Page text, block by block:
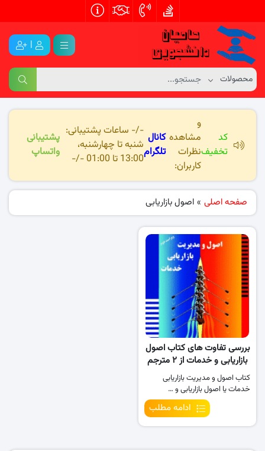
|
کد
تخفیف
و
مشاهده
نظرات
کاربران:
کانال
تلگرام
-/- ساعات پشتیبانی:
شنبه تا چهارشنبه،
13:00 تا 01:00 -/-
پشتیبانی
واتساپ
صفحه اصلی » اصول بازاریابی
بررسی تفاوت های کتاب اصول
بازاریابی و خدمات از ۲ مترجم
کتاب اصول و مدیریت بازاریابی
خدمات یا اصول بازاریابی و …
ادامه مطلب